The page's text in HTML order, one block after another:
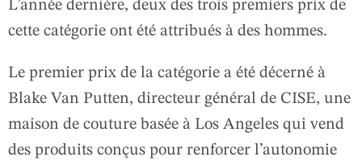
L’année dernière, deux des trois premiers prix de
cette catégorie ont été attribués à des hommes.
Le premier prix de la catégorie a été décerné à
Blake Van Putten, directeur général de CISE, une
maison de couture basée à Los Angeles qui vend
des produits conçus pour renforcer l’autonomie